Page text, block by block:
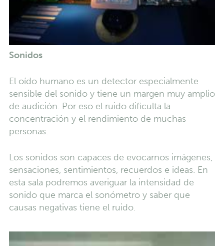
Sonidos
El oído humano es un detector especialmente
sensible del sonido y tiene un margen muy amplio
de audición. Por eso el ruido dificulta la
concentración y el rendimiento de muchas
personas.
Los sonidos son capaces de evocarnos imágenes,
sensaciones, sentimientos, recuerdos e ideas. En
esta sala podremos averiguar la intensidad de
sonido que marca el sonómetro y saber que
causas negativas tiene el ruido.